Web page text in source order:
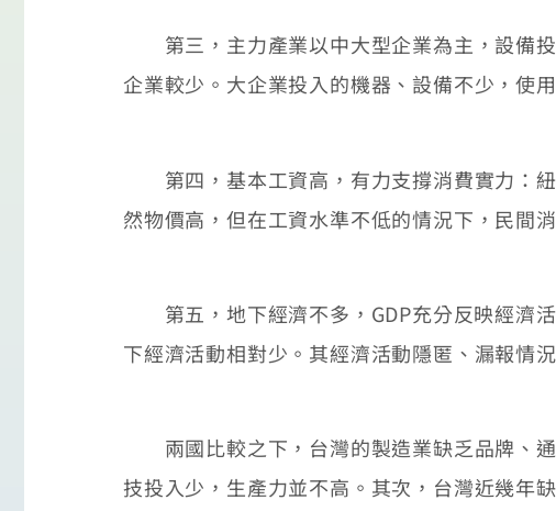
第三，主力產業以中大型企業為主，設備投
企業較少。大企業投入的機器、設備不少，使
第四，基本工資高，有力支撐消費實力：紐
然物價高，但在工資水準不低的情況下，民間
第五，地下經濟不多，GDP充分反映經濟活
下經濟活動相對少。其經濟活動隱匿、漏報情
兩國比較之下，台灣的製造業缺乏品牌、通
技投入少，生產力並不高。其次，台灣近幾年